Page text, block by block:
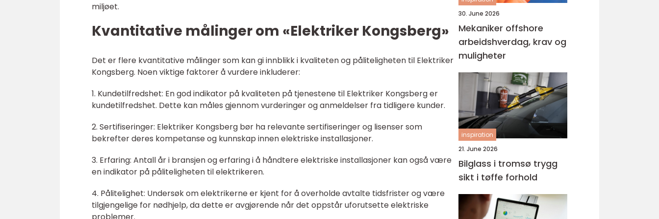
miljøet.
Kvantitative målinger om «Elektriker Kongsberg»
Det er flere kvantitative målinger som kan gi innblikk i kvaliteten og påliteligheten til Elektriker
Kongsberg. Noen viktige faktorer å vurdere inkluderer:
1. Kundetilfredshet: En god indikator på kvaliteten på tjenestene til Elektriker Kongsberg er
kundetilfredshet. Dette kan måles gjennom vurderinger og anmeldelser fra tidligere kunder.
2. Sertifiseringer: Elektriker Kongsberg bør ha relevante sertifiseringer og lisenser som
bekrefter deres kompetanse og kunnskap innen elektriske installasjoner.
3. Erfaring: Antall år i bransjen og erfaring i å håndtere elektriske installasjoner kan også være
en indikator på påliteligheten til elektrikeren.
4. Pålitelighet: Undersøk om elektrikerne er kjent for å overholde avtalte tidsfrister og være
tilgjengelige for nødhjelp, da dette er avgjørende når det oppstår uforutsette elektriske
problemer.
30. June 2026
Mekaniker offshore
arbeidshverdag, krav og
muligheter
inspiration
21. June 2026
Bilglass i tromsø trygg
sikt i tøffe forhold